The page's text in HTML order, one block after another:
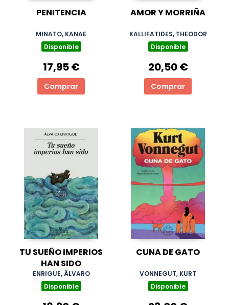
PENITENCIA
MINATO, KANAE
Disponible
17,95 €
Comprar
AMOR Y MORRIÑA
KALLIFATIDES, THEODOR
Disponible
20,50 €
Comprar
TU SUEÑO IMPERIOS
HAN SIDO
ENRIGUE, ÁLVARO
Disponible
CUNA DE GATO
VONNEGUT, KURT
Disponible